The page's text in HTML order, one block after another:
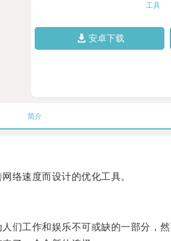
工具
安卓下载
简介
速度而设计的优化工具。
工作和娱乐不可或缺的一部分，然